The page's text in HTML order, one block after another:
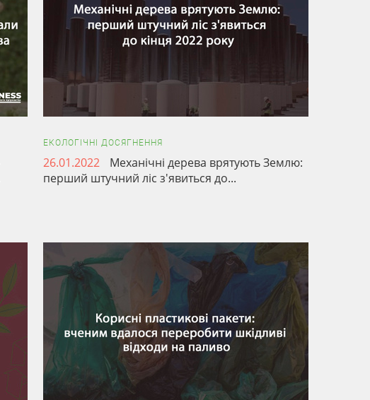
ЕКОЛОГІЧНІ ДОСЯГНЕННЯ
26.01.2022
Механічні дерева врятують Землю:
перший штучний ліс з'явиться до...